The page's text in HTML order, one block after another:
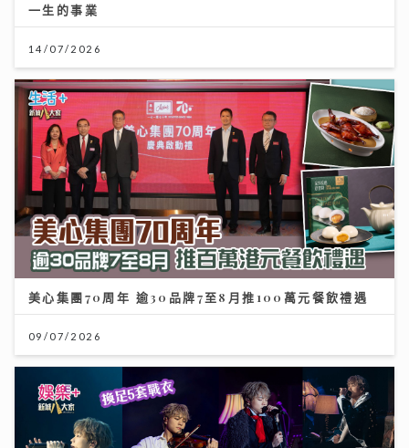
一生的事業
14/07/2026
美心集團70周年 逾30品牌7至8月推100萬元餐飲禮遇
09/07/2026